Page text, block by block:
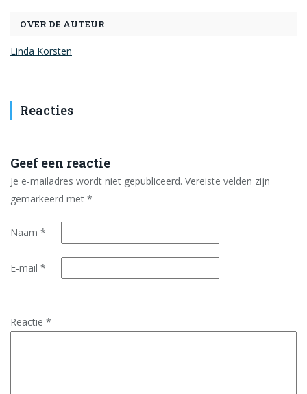
OVER DE AUTEUR
Linda Korsten
Reacties
Geef een reactie
Je e-mailadres wordt niet gepubliceerd. Vereiste velden zijn
gemarkeerd met *
Naam *
E-mail *
Reactie *